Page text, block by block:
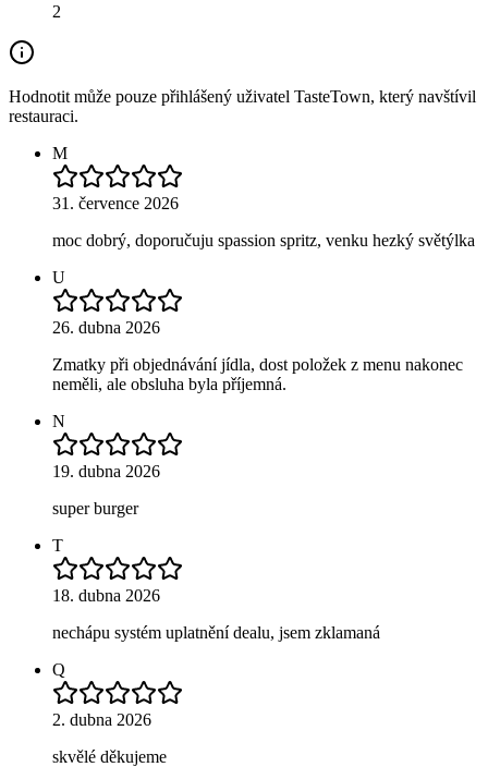
2
Hodnotit může pouze přihlášený uživatel TasteTown, který navštívil
restauraci.
M
31. července 2026
moc dobrý, doporučuju spassion spritz, venku hezký světýlka
U
26. dubna 2026
Zmatky při objednávání jídla, dost položek z menu nakonec
neměli, ale obsluha byla příjemná.
N
19. dubna 2026
super burger
T
18. dubna 2026
nechápu systém uplatnění dealu, jsem zklamaná
Q
2. dubna 2026
skvělé děkujeme